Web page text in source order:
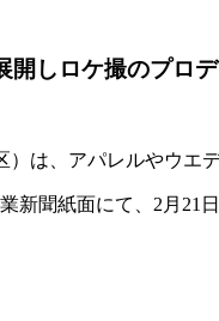
開しロケ撮のプロ
）は、アパレルやウエ
新聞紙面にて、2月21日